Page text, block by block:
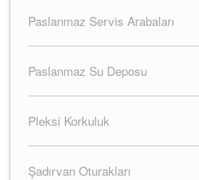
Paslanmaz Servis Arabaları
Paslanmaz Su Deposu
Pleksi Korkuluk
Şadırvan Oturakları